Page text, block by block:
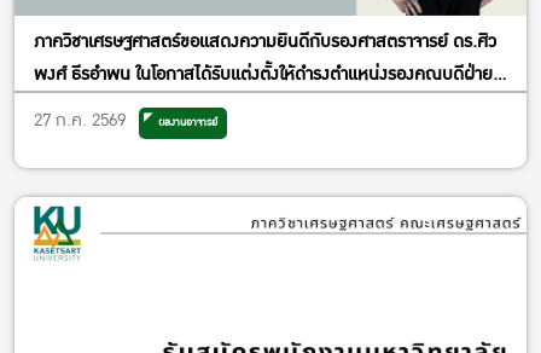
ภาควิชาเศรษฐศาสตร์ขอแสดงความยินดีกับรองศาสตราจารย์ ดร.ศิว
พงศ์ ธีรอำพน ในโอกาสได้รับแต่งตั้งให้ดำรงตำแหน่งรองคณบดีฝ่าย
วิจัยและพันธกิจเพื่อสังคม
27 ก.ค. 2569 ผลงานอาจารย์